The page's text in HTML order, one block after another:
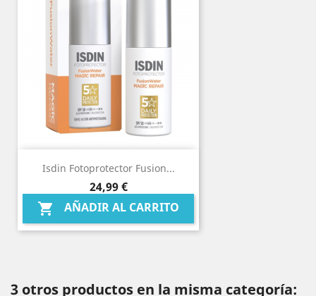
Isdin Fotoprotector Fusion...
Precio
24,99 €
 AÑADIR AL CARRITO
3 otros productos en la misma categoría: